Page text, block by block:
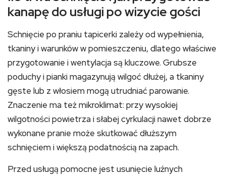
kanapę do usługi po wizycie gości
Schnięcie po praniu tapicerki zależy od wypełnienia,
tkaniny i warunków w pomieszczeniu, dlatego właściwe
przygotowanie i wentylacja są kluczowe. Grubsze
poduchy i pianki magazynują wilgoć dłużej, a tkaniny
gęste lub z włosiem mogą utrudniać parowanie.
Znaczenie ma też mikroklimat: przy wysokiej
wilgotności powietrza i słabej cyrkulacji nawet dobrze
wykonane pranie może skutkować dłuższym
schnięciem i większą podatnością na zapach.
Przed usługą pomocne jest usunięcie luźnych